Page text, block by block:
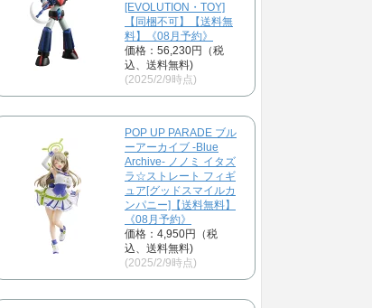
[EVOLUTION・TOY]
【同梱不可】【送料無
料】《08月予約》
価格：56,230円（税
込、送料無料)
(2025/2/9時点)
POP UP PARADE ブル
ーアーカイブ -Blue
Archive- ノノミ イタズ
ラ☆ストレート フィギ
ュア[グッドスマイルカ
ンパニー]【送料無料】
《08月予約》
価格：4,950円（税
込、送料無料)
(2025/2/9時点)